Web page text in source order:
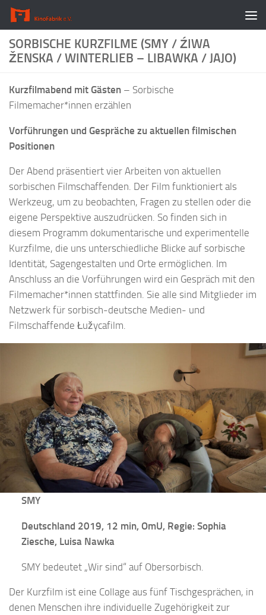
Zum Inhalt springen
SORBISCHE KURZFILME (SMY / ŹIWA
ŽENSKA / WINTERLIEB – LIBAWKA / JAJO)
Kurzfilmabend mit Gästen – Sorbische
Filmemacher*innen erzählen
Vorführungen und Gespräche zu aktuellen filmischen
Positionen
Der Abend präsentiert vier Arbeiten von aktuellen
sorbischen Filmschaffenden. Der Film funktioniert als
Werkzeug, um zu beobachten, Fragen zu stellen oder die
eigene Perspektive auszudrücken. So finden sich in
diesem Programm dokumentarische und experimentelle
Kurzfilme, die uns unterschiedliche Blicke auf sorbische
Identität, Sagengestalten und Orte ermöglichen. Im
Anschluss an die Vorführungen wird ein Gespräch mit den
Filmemacher*innen stattfinden. Sie alle sind Mitglieder im
Netzwerk für sorbisch-deutsche Medien- und
Filmschaffende Łužycafilm.
SMY
Deutschland 2019, 12 min, OmU, Regie: Sophia
Ziesche, Luisa Nawka
SMY bedeutet „Wir sind“ auf Obersorbisch.
Der Kurzfilm ist eine Collage aus fünf Tischgesprächen, in
denen Menschen ihre individuelle Zugehörigkeit zur